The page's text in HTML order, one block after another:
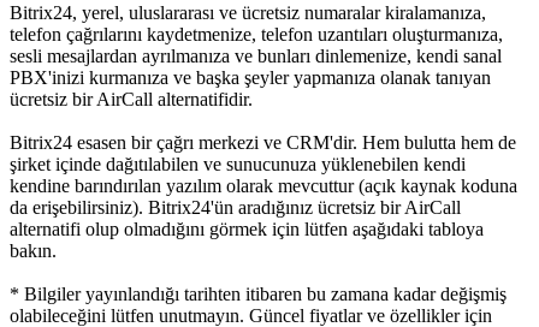
Bitrix24, yerel, uluslararası ve ücretsiz numaralar kiralamanıza,
telefon çağrılarını kaydetmenize, telefon uzantıları oluşturmanıza,
sesli mesajlardan ayrılmanıza ve bunları dinlemenize, kendi sanal
PBX'inizi kurmanıza ve başka şeyler yapmanıza olanak tanıyan
ücretsiz bir AirCall alternatifidir.
Bitrix24 esasen bir çağrı merkezi ve CRM'dir. Hem bulutta hem de
şirket içinde dağıtılabilen ve sunucunuza yüklenebilen kendi
kendine barındırılan yazılım olarak mevcuttur (açık kaynak koduna
da erişebilirsiniz). Bitrix24'ün aradığınız ücretsiz bir AirCall
alternatifi olup olmadığını görmek için lütfen aşağıdaki tabloya
bakın.
* Bilgiler yayınlandığı tarihten itibaren bu zamana kadar değişmiş
olabileceğini lütfen unutmayın. Güncel fiyatlar ve özellikler için